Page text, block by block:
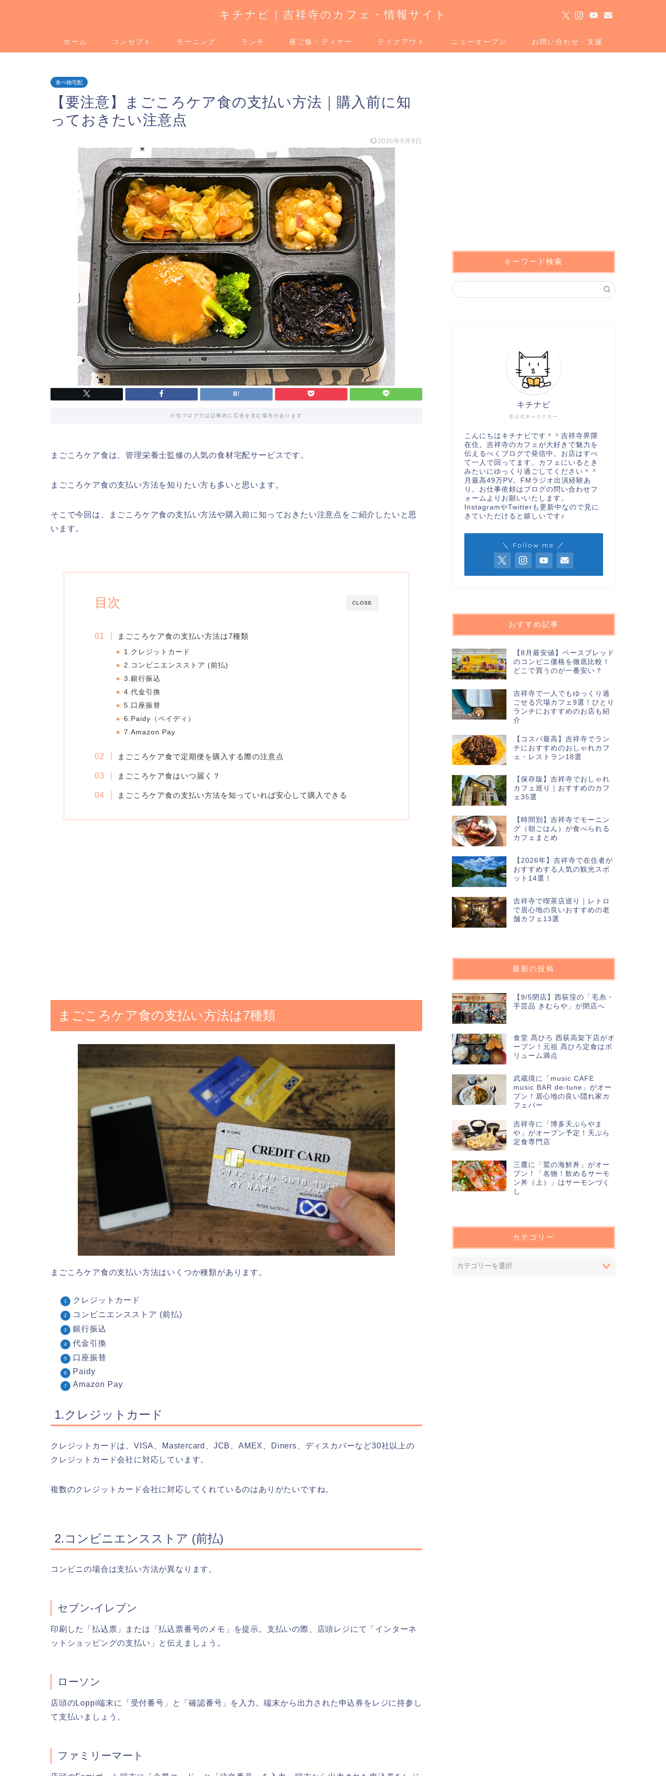
キチナビ｜吉祥寺のカフェ・情報サイト
ホーム コンセプト モーニング ランチ 夜ご飯・ディナー テイクアウト ニューオープン お問い合わせ・支援
食べ物宅配
【要注意】まごころケア食の支払い方法｜購入前に知
っておきたい注意点
2026年8月8日
※当ブログでは記事内に広告を含む場合があります
まごころケア食は、管理栄養士監修の人気の食材宅配サービスです。
まごころケア食の支払い方法を知りたい方も多いと思います。
そこで今回は、まごころケア食の支払い方法や購入前に知っておきたい注意点をご紹介したいと思
います。
CLOSE
目次
まごころケア食の支払い方法は7種類
1.クレジットカード
2.コンビニエンスストア (前払)
3.銀行振込
4.代金引換
5.口座振替
6.Paidy（ペイディ）
7.Amazon Pay
まごころケア食で定期便を購入する際の注意点
まごころケア食はいつ届く？
まごころケア食の支払い方法を知っていれば安心して購入できる
まごころケア食の支払い方法は7種類
まごころケア食の支払い方法はいくつか種類があります。
クレジットカード
コンビニエンスストア (前払)
銀行振込
代金引換
口座振替
Paidy
Amazon Pay
1.クレジットカード
クレジットカードは、VISA、Mastercard、JCB、AMEX、Diners、ディスカバーなど30社以上の
クレジットカード会社に対応しています。
複数のクレジットカード会社に対応してくれているのはありがたいですね。
2.コンビニエンスストア (前払)
コンビニの場合は支払い方法が異なります。
セブン-イレブン
印刷した「払込票」または「払込票番号のメモ」を提示。支払いの際、店頭レジにて「インターネ
ットショッピングの支払い」と伝えましょう。
ローソン
店頭のLoppi端末に「受付番号」と「確認番号」を入力。端末から出力された申込券をレジに持参し
て支払いましょう。
ファミリーマート
キーワード検索
非公式キャラクター
キチナビ
こんにちはキチナビです＾＾吉祥寺界隈
在住。吉祥寺のカフェが大好きで魅力を
伝えるべくブログで発信中。お店はすべ
て一人で回ってます。カフェにいるとき
みたいにゆっくり過ごしてください＾＾
月最高49万PV。FMラジオ出演経験あ
り。お仕事依頼はブログの問い合わせフ
ォームよりお願いいたします。
InstagramやTwitterも更新中なので見に
きていただけると嬉しいです♪
＼ Follow me ／
おすすめ記事
【8月最安値】ベースブレッド
のコンビニ価格を徹底比較！
どこで買うのが一番安い？
吉祥寺で一人でもゆっくり過
ごせる穴場カフェ9選！ひとり
ランチにおすすめのお店も紹
介
【コスパ最高】吉祥寺でラン
チにおすすめのおしゃれカフ
ェ・レストラン18選
【保存版】吉祥寺でおしゃれ
カフェ巡り｜おすすめのカフ
ェ35選
【時間別】吉祥寺でモーニン
グ（朝ごはん）が食べられる
カフェまとめ
【2026年】吉祥寺で在住者が
おすすめする人気の観光スポ
ット14選！
吉祥寺で喫茶店巡り｜レトロ
で居心地の良いおすすめの老
舗カフェ13選
最新の投稿
【9/5閉店】西荻窪の「毛糸・
手芸品 きむらや」が閉店へ
食堂 髙ひろ 西荻高架下店がオ
ープン！元祖 髙ひろ定食はボ
リューム満点
武蔵境に「music CAFE
music BAR de-tune」がオー
プン！居心地の良い隠れ家カ
フェバー
吉祥寺に「博多天ぷらやま
や」がオープン予定！天ぷら
定食専門店
三鷹に「鷲の海鮮丼」がオー
プン！「名物！飲めるサーモ
ン丼（上）」はサーモンづく
し
カテゴリー